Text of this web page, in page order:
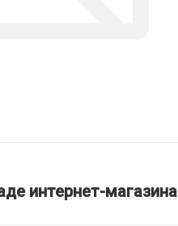
интернет-магазина